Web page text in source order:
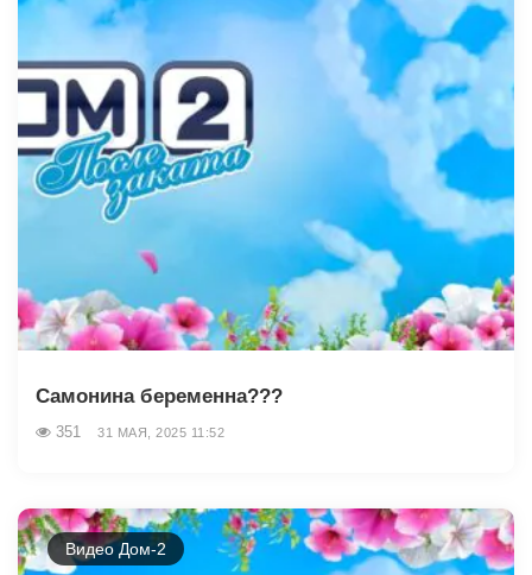
Самонина беременна???
351 31 МАЯ, 2025 11:52
Видео Дом-2